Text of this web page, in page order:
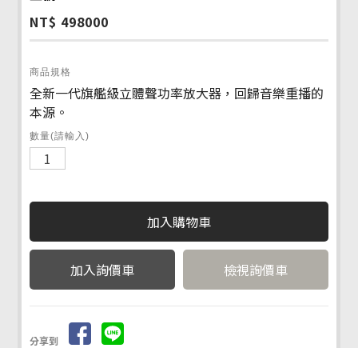
NT$ 498000
商品規格
全新一代旗艦級立體聲功率放大器，回歸音樂重播的
本源。
數量(請輸入)
檢視詢價車
分享到